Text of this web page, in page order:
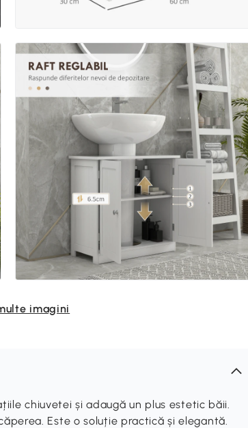
imagini
chiuvetei și adaugă un plus estetic băii.
Este o soluție practică și elegantă.